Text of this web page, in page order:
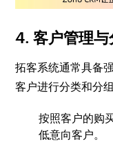
4. 客户管理与
拓客系统通常具备
客户进行分类和分
按照客户的购
低意向客户。